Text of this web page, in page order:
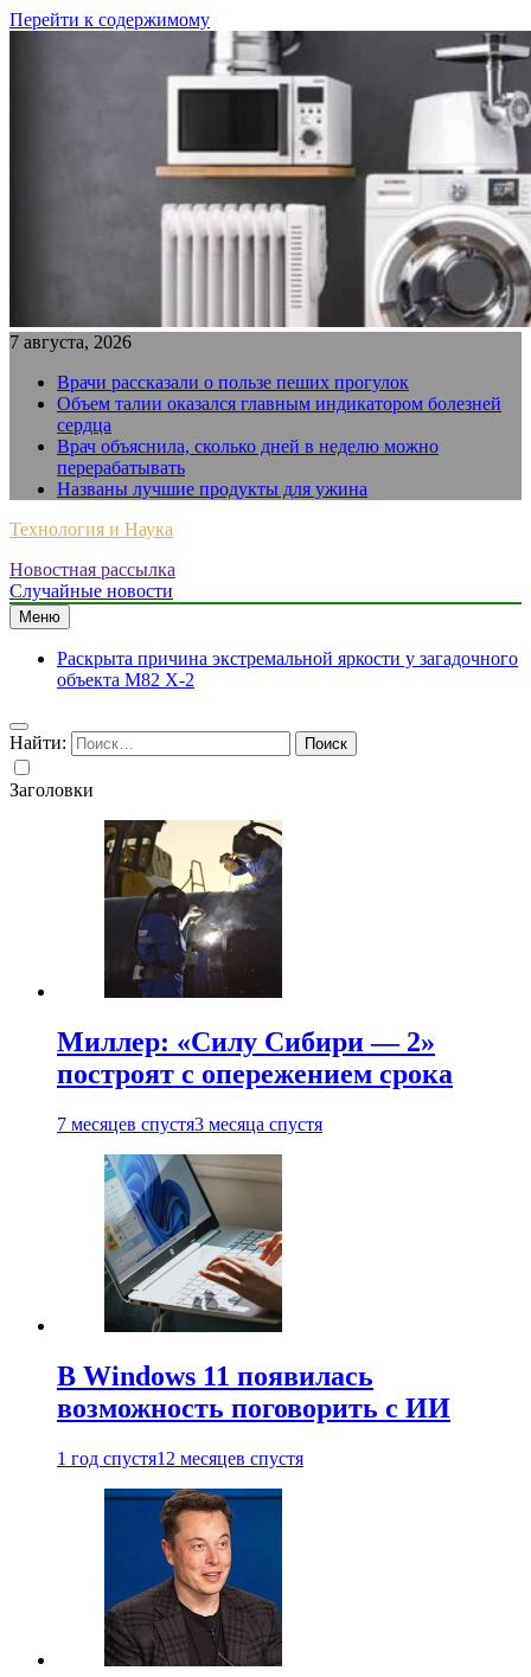
Перейти к содержимому
7 августа, 2026
Врачи рассказали о пользе пеших прогулок
Объем талии оказался главным индикатором болезней
сердца
Врач объяснила, сколько дней в неделю можно
перерабатывать
Названы лучшие продукты для ужина
Технология и Наука
Новостная рассылка
Случайные новости
Меню
Раскрыта причина экстремальной яркости у загадочного
объекта M82 X-2
Найти:
Заголовки
Миллер: «Силу Сибири — 2»
построят с опережением срока
7 месяцев спустя3 месяца спустя
В Windows 11 появилась
возможность поговорить с ИИ
1 год спустя12 месяцев спустя